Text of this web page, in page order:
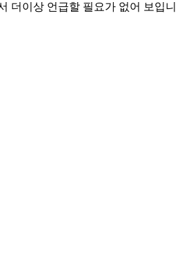
더이상 언급할 필요가 없어 보입니